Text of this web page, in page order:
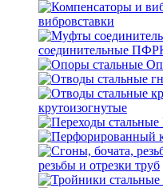
вибровставки
соединительные
крутоизогнутые
резьбы и отрезки труб